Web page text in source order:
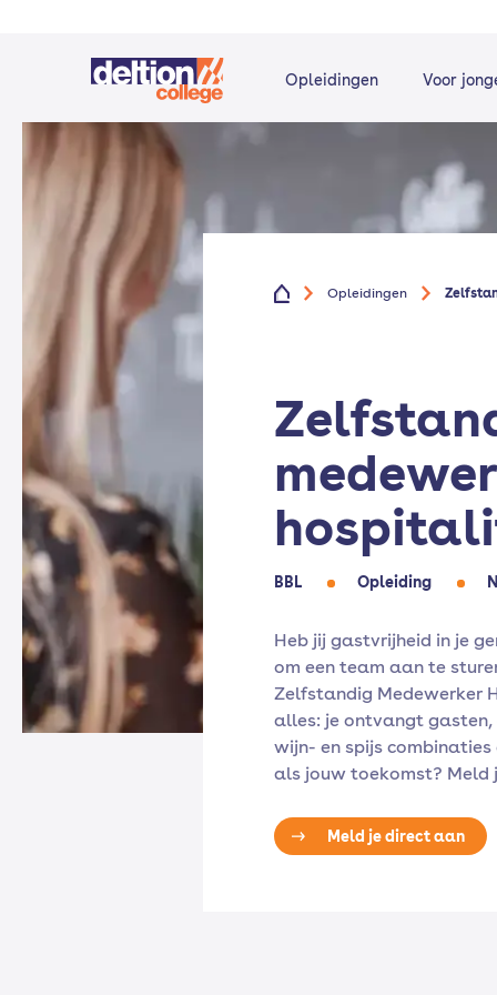
Opleidingen Voor
Opleidingen
BBL Opleiding
Heb jij gastvrijheid in je
om een team aan te
Zelfstandig Medewerker
alles: je ontvangt
wijn- en spijs combinaties
als jouw toekomst? Meld
Meld je direct aan